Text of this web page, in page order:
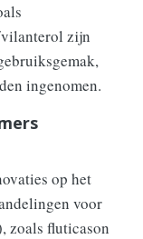
zijn
ingenomen.
op het
voor
zoals fluticason